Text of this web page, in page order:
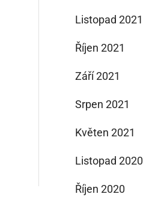
Listopad 2021
Říjen 2021
Září 2021
Srpen 2021
Květen 2021
Listopad 2020
Říjen 2020